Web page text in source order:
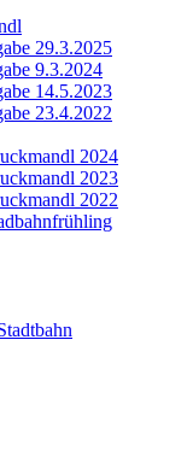
29.3.2025
9.3.2024
14.5.2023
23.4.2022
2024
2023
2022